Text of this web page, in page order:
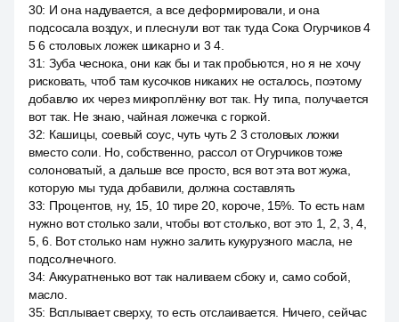
30: И она надувается, а все деформировали, и она
подсосала воздух, и плеснули вот так туда Сока Огурчиков 4
5 6 столовых ложек шикарно и 3 4.
31: Зуба чеснока, они как бы и так пробьются, но я не хочу
рисковать, чтоб там кусочков никаких не осталось, поэтому
добавлю их через микроплёнку вот так. Ну типа, получается
вот так. Не знаю, чайная ложечка с горкой.
32: Кашицы, соевый соус, чуть чуть 2 3 столовых ложки
вместо соли. Но, собственно, рассол от Огурчиков тоже
солоноватый, а дальше все просто, вся вот эта вот жужа,
которую мы туда добавили, должна составлять
33: Процентов, ну, 15, 10 тире 20, короче, 15%. То есть нам
нужно вот столько зали, чтобы вот столько, вот это 1, 2, 3, 4,
5, 6. Вот столько нам нужно залить кукурузного масла, не
подсолнечного.
34: Аккуратненько вот так наливаем сбоку и, само собой,
масло.
35: Всплывает сверху, то есть отслаивается. Ничего, сейчас